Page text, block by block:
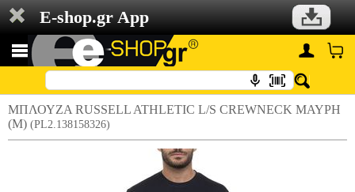
E-shop.gr App
ΜΠΛΟΥΖΑ RUSSELL ATHLETIC L/S CREWNECK ΜΑΥΡΗ
(M) (PL2.138158326)